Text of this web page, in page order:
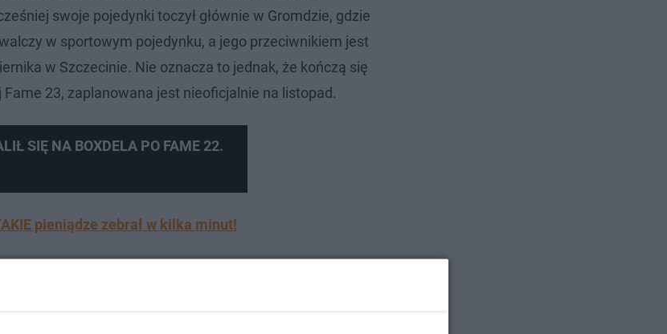
swoje pojedynki toczył głównie w Gromdzie, gdzie
w sportowym pojedynku, a jego przeciwnikiem jest
w Szczecinie. Nie oznacza to jednak, że kończą się
23, zaplanowana jest nieoficjalnie na listopad.
SIĘ NA BOXDELA PO FAME 22.
pieniądze zebrał w kilka minut!